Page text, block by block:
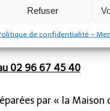
Refuser
de confidentialité –
autour du jeu, de
activités pour tous
02 96 67 45 40
par « la Maison